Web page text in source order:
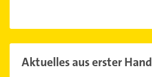
Aktuelles aus erster Hand